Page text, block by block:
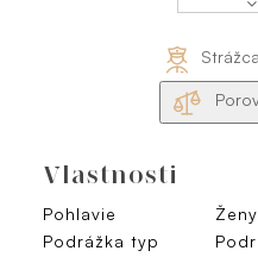
Vlastnosti
Pohlavie
Ženy
Podrážka typ